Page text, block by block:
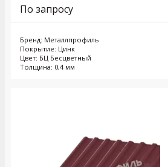
По запросу
Бренд: Металлпрофиль
Покрытие: Цинк
Цвет: БЦ Бесцветный
Толщина: 0,4 мм